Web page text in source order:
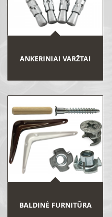
ANKERINIAI VARŽTAI
BALDINĖ FURNITŪRA